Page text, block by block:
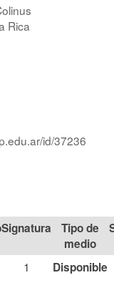
Rica
id/37236
Signatura
Tipo de
medio
1 Disponible